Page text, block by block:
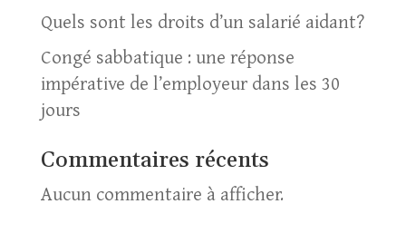
Quels sont les droits d’un salarié aidant?
Congé sabbatique : une réponse
impérative de l’employeur dans les 30
jours
Commentaires récents
Aucun commentaire à afficher.